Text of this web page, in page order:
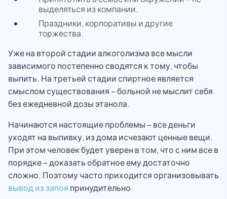
выделяться из компании.
Праздники, корпоративы и другие
торжества.
Уже на второй стадии алкоголизма все мысли
зависимого постепенно сводятся к тому, чтобы
выпить. На третьей стадии спиртное является
смыслом существования – больной не мыслит себя
без ежедневной дозы этанола.
Начинаются настоящие проблемы – все деньги
уходят на выпивку, из дома исчезают ценные вещи.
При этом человек будет уверен в том, что с ним все в
порядке – доказать обратное ему достаточно
сложно. Поэтому часто приходится организовывать
вывод из запоя принудительно.